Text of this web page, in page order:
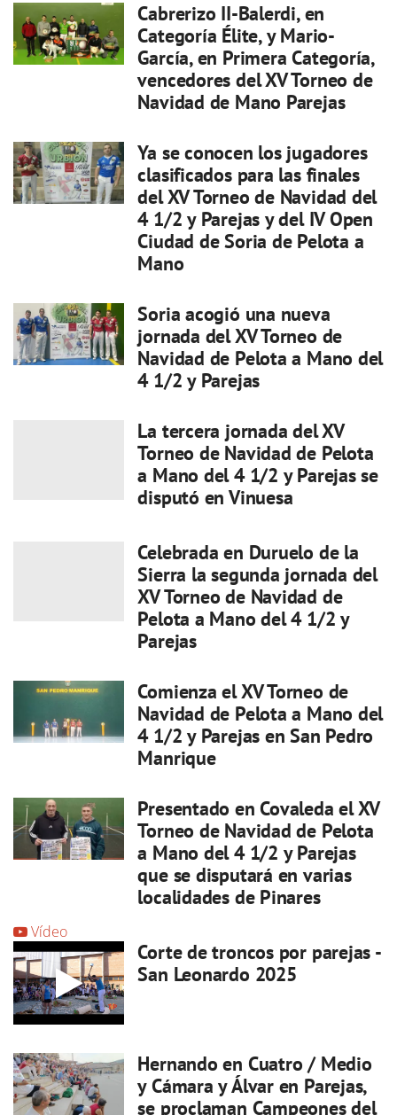
Cabrerizo II-Balerdi, en
Categoría Élite, y Mario-
García, en Primera Categoría,
vencedores del XV Torneo de
Navidad de Mano Parejas
Ya se conocen los jugadores
clasificados para las finales
del XV Torneo de Navidad del
4 1/2 y Parejas y del IV Open
Ciudad de Soria de Pelota a
Mano
Soria acogió una nueva
jornada del XV Torneo de
Navidad de Pelota a Mano del
4 1/2 y Parejas
La tercera jornada del XV
Torneo de Navidad de Pelota
a Mano del 4 1/2 y Parejas se
disputó en Vinuesa
Celebrada en Duruelo de la
Sierra la segunda jornada del
XV Torneo de Navidad de
Pelota a Mano del 4 1/2 y
Parejas
Comienza el XV Torneo de
Navidad de Pelota a Mano del
4 1/2 y Parejas en San Pedro
Manrique
Presentado en Covaleda el XV
Torneo de Navidad de Pelota
a Mano del 4 1/2 y Parejas
que se disputará en varias
localidades de Pinares
Vídeo
Corte de troncos por parejas -
San Leonardo 2025
Hernando en Cuatro / Medio
y Cámara y Álvar en Parejas,
se proclaman Campeones del